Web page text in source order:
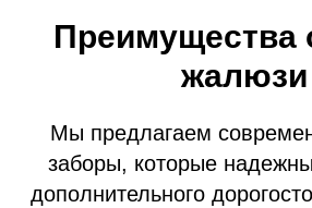
Преимущества
жалюзи
Мы предлагаем
заборы, которые
дополнительного
Особая
из самых
Заказать
Беленый дуб
стальные
не
ребер
к сильным